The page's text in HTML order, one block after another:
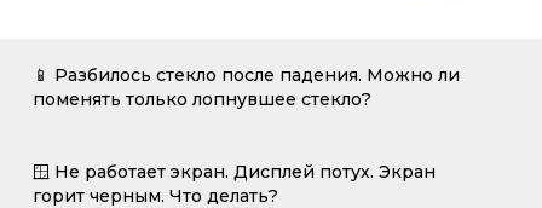
📱 Разбилось стекло после падения. Можно ли
поменять только лопнувшее стекло?
🪟 Не работает экран. Дисплей потух. Экран
горит черным. Что делать?